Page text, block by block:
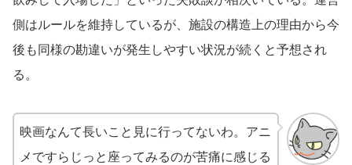
側はルールを維持しているが、施設の構造上の理由から今
後も同様の勘違いが発生しやすい状況が続くと予想され
る。
映画なんて長いこと見に行ってないわ。アニ
メですらじっと座ってみるのが苦痛に感じる